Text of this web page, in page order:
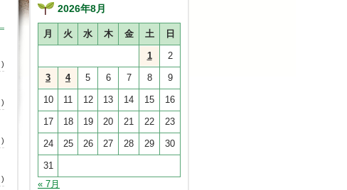
)
)
)
)
2026年8月
月 火 水 木 金 土 日
1 2
3 4 5 6 7 8 9
10 11 12 13 14 15 16
17 18 19 20 21 22 23
24 25 26 27 28 29 30
31
« 7月